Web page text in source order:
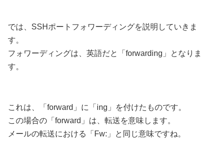
では、SSHポートフォワーディングを説明していきま
す。
フォワーディングは、英語だと「forwarding」となりま
す。
これは、「forward」に「ing」を付けたものです。
この場合の「forward」は、転送を意味します。
メールの転送における「Fw:」と同じ意味ですね。